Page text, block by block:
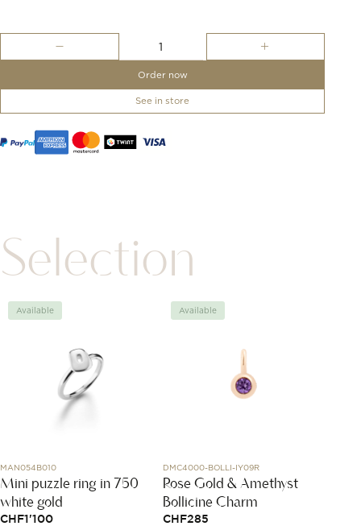
Black
Cord
Order now
See in store
Selection
Available
MAN054B010
Mini puzzle ring in 750
white gold
CHF1'100
Available
DMC4000-BOLLI-IY09R
Rose Gold & Amethyst
Bollicine Charm
CHF285